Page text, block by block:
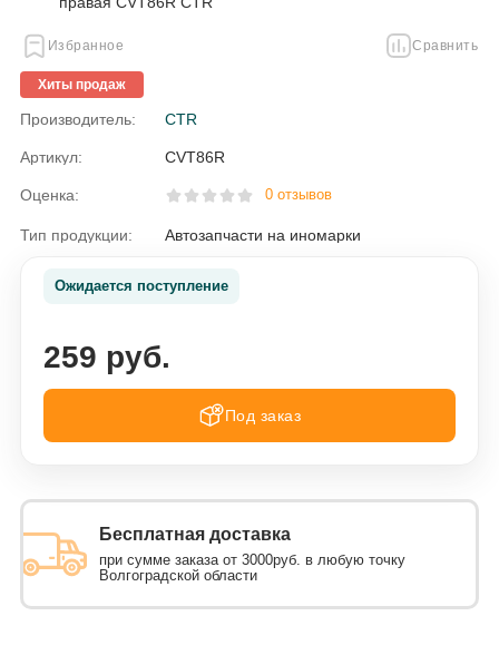
Избранное Сравнить
Хиты продаж
Производитель: CTR
Артикул: CVT86R
Оценка: 0 отзывов
Тип продукции: Автозапчасти на иномарки
Ожидается поступление
259 руб.
Под заказ
Бесплатная доставка
при сумме заказа от 3000руб. в любую точку
Волгоградской области